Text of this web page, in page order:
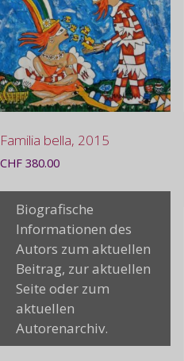
Familia bella, 2015
CHF 380.00
Biografische
Informationen des
Autors zum aktuellen
Beitrag, zur aktuellen
Seite oder zum
aktuellen
Autorenarchiv.